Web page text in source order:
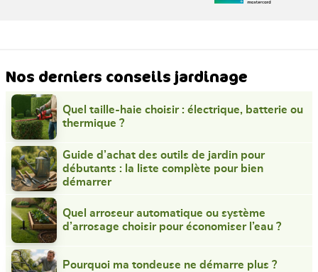
Nos derniers conseils jardinage
Quel taille-haie choisir : électrique, batterie ou
thermique ?
Guide d’achat des outils de jardin pour
débutants : la liste complète pour bien
démarrer
Quel arroseur automatique ou système
d’arrosage choisir pour économiser l’eau ?
Pourquoi ma tondeuse ne démarre plus ?